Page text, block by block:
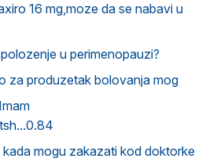
16 mg,moze da se nabavi u
u perimenopauzi?
za produzetak bolovanja mog
kada mogu zakazati kod doktorke